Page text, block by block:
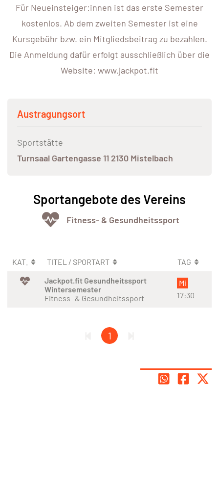
Für Neueinsteiger:innen ist das erste Semester
kostenlos. Ab dem zweiten Semester ist eine
Kursgebühr bzw. ein Mitgliedsbeitrag zu bezahlen.
Die Anmeldung dafür erfolgt ausschließlich über die
Website: www.jackpot.fit
Austragungsort
Sportstätte
Turnsaal Gartengasse 11 2130 Mistelbach
Sportangebote des Vereins
Fitness- & Gesundheitssport
KAT. TITEL / SPORTART
TAG
Jackpot.fit Gesundheitssport
Wintersemester
Fitness- & Gesundheitssport
Mi
17:30
1